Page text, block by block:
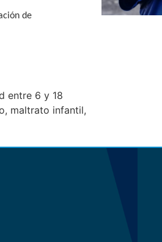
de
entre 6 y 18
maltrato infantil,